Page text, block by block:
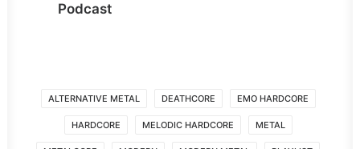
Podcast
ALTERNATIVE METAL DEATHCORE EMO HARDCORE
HARDCORE MELODIC HARDCORE METAL